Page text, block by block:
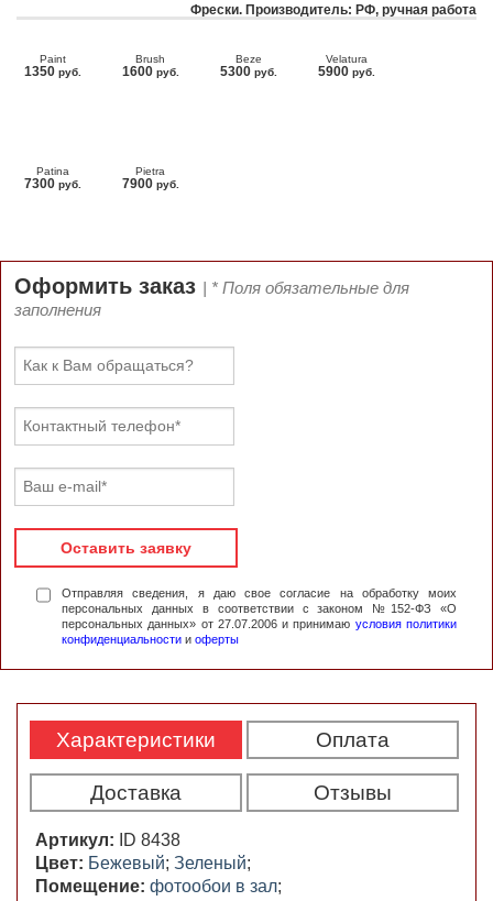
Фрески. Производитель: РФ, ручная работа
Paint
1350 руб.
Brush
1600 руб.
Beze
5300 руб.
Velatura
5900 руб.
Patina
7300 руб.
Pietra
7900 руб.
Оформить заказ | * Поля обязательные для
заполнения
Оставить заявку
Отправляя сведения, я даю свое согласие на обработку моих
персональных данных в соответствии с законом №152-ФЗ «О
персональных данных» от 27.07.2006 и принимаю условия политики
конфиденциальности и оферты
Характеристики Оплата
Доставка Отзывы
Артикул:
ID 8438
Цвет: Бежевый; Зеленый;
Помещение: фотообои в зал;